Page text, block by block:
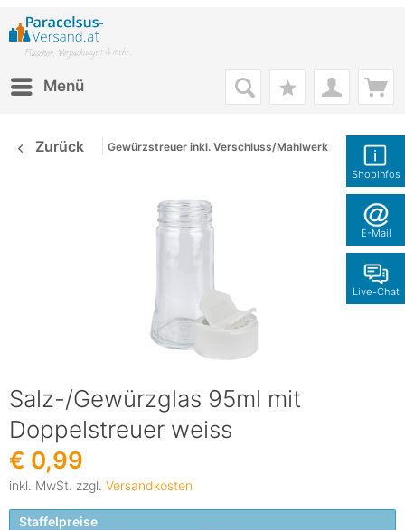
Shopinfos
E-Mail
Live-Chat
Menü
Zurück Gewürzstreuer inkl. Verschluss/Mahlwerk
Salz-/Gewürzglas 95ml mit
Doppelstreuer weiss
€ 0,99
inkl. MwSt. zzgl. Versandkosten
Staffelpreise